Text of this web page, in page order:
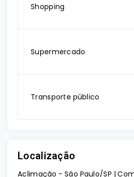
Shopping
Supermercado
Transporte público
Localização
Aclimação - São Paulo/SP |